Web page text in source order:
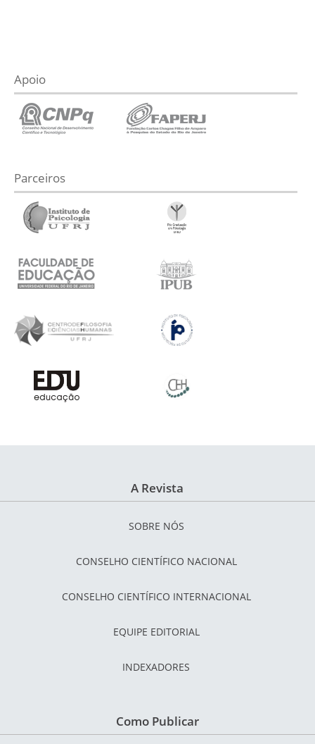
Apoio
Parceiros
A Revista
SOBRE NÓS
CONSELHO CIENTÍFICO NACIONAL
CONSELHO CIENTÍFICO INTERNACIONAL
EQUIPE EDITORIAL
INDEXADORES
Como Publicar